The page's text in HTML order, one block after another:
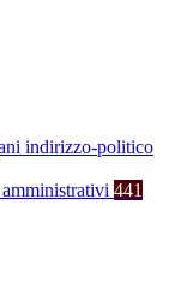
indirizzo-politico
441